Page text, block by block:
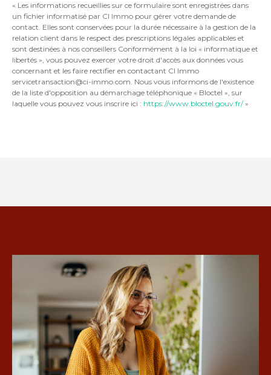
« Les informations recueillies sur ce formulaire sont enregistrées dans
un fichier informatisé par CI Immo pour gérer votre demande de
contact. Elles sont conservées pour la durée nécessaire à la gestion de la
relation client dans le respect des prescriptions légales applicables et
sont destinées à nos conseillers Conformément à la loi « informatique et
libertés », vous pouvez exercer votre droit d'accès aux données vous
concernant et les faire rectifier en contactant CI Immo
servicetransaction@ci-immo.com. Nous vous informons de l'existence
de la liste d'opposition au démarchage téléphonique « Bloctel », sur
laquelle vous pouvez vous inscrire ici : https://www.bloctel.gouv.fr/»